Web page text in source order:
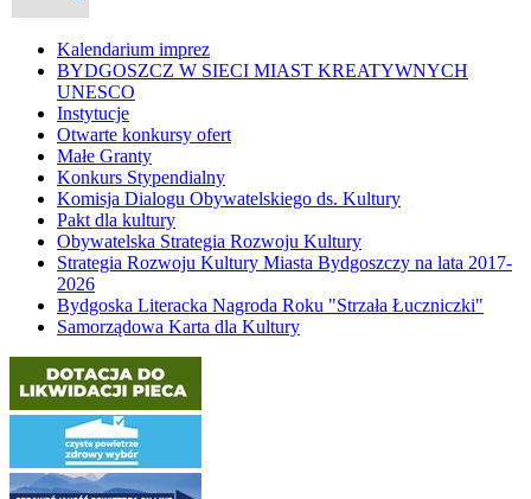
Kalendarium imprez
BYDGOSZCZ W SIECI MIAST KREATYWNYCH
UNESCO
Instytucje
Otwarte konkursy ofert
Małe Granty
Konkurs Stypendialny
Komisja Dialogu Obywatelskiego ds. Kultury
Pakt dla kultury
Obywatelska Strategia Rozwoju Kultury
Strategia Rozwoju Kultury Miasta Bydgoszczy na lata 2017-
2026
Bydgoska Literacka Nagroda Roku "Strzała Łuczniczki"
Samorządowa Karta dla Kultury